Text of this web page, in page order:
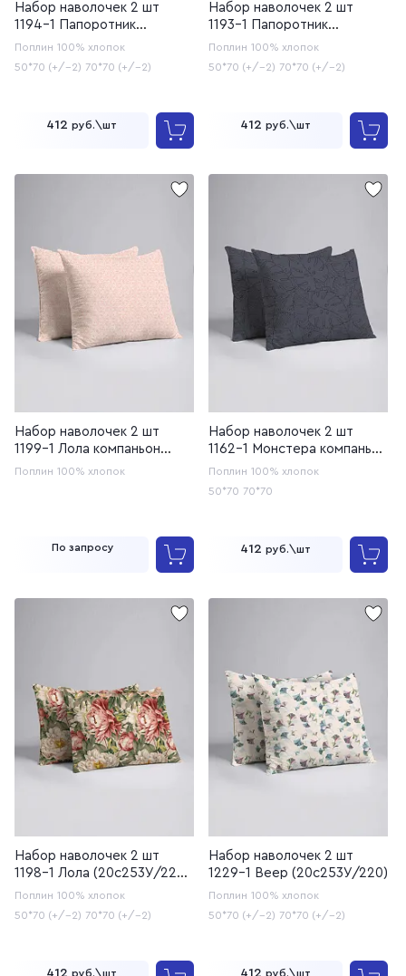
Набор наволочек 2 шт
1194-1 Папоротник
компаньон (20с253У/220)
Поплин 100% хлопок
50*70 (+/-2) 70*70 (+/-2)
412 руб.\шт
Набор наволочек 2 шт
1193-1 Папоротник
(20с253У/220)
Поплин 100% хлопок
50*70 (+/-2) 70*70 (+/-2)
412 руб.\шт
Набор наволочек 2 шт
1199-1 Лола компаньон
(20с253У/220)
Поплин 100% хлопок
По запросу
Набор наволочек 2 шт
1162-1 Монстера компаньон
(20с259)
Поплин 100% хлопок
50*70 70*70
412 руб.\шт
Набор наволочек 2 шт
1198-1 Лола (20с253У/220,
20с259)
Поплин 100% хлопок
50*70 (+/-2) 70*70 (+/-2)
руб.\шт
Набор наволочек 2 шт
1229-1 Веер (20с253У/220)
Поплин 100% хлопок
50*70 (+/-2) 70*70 (+/-2)
руб.\шт